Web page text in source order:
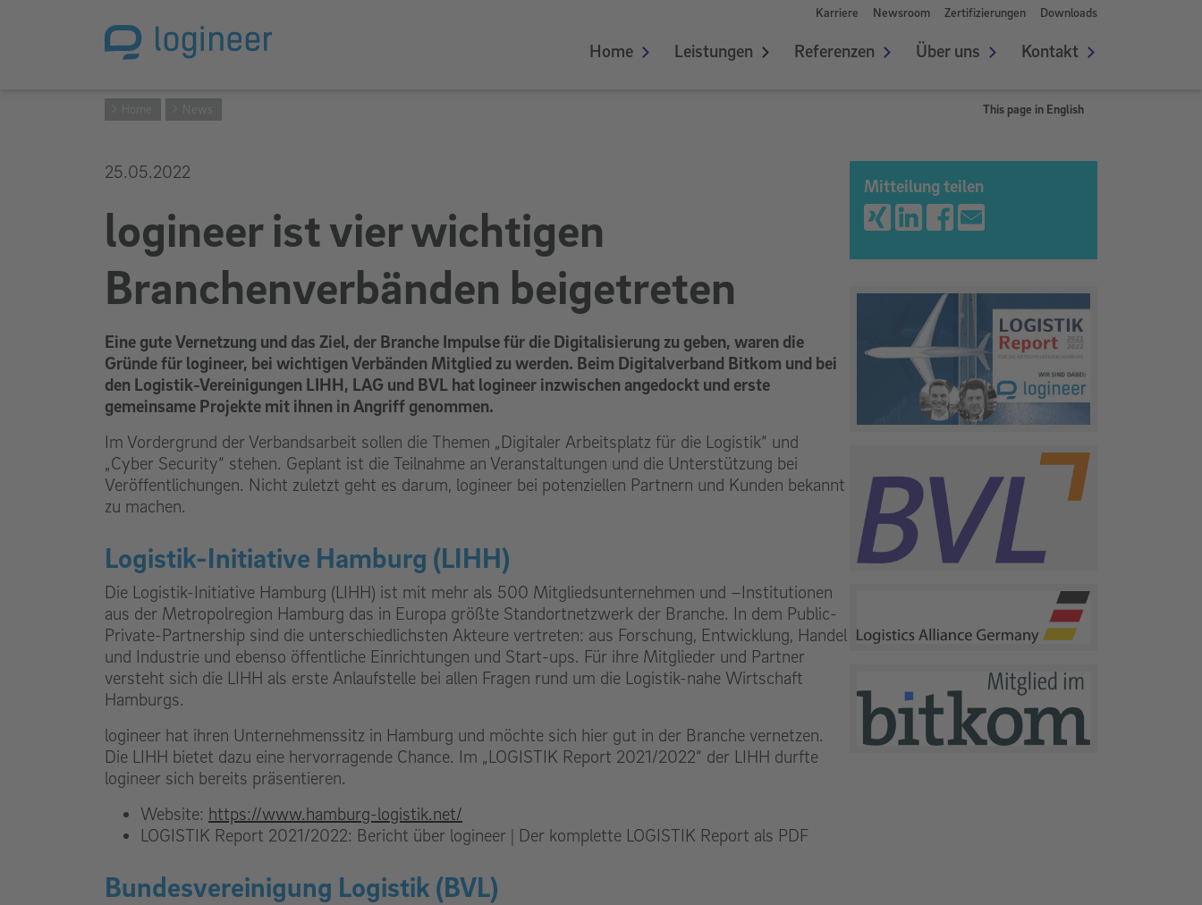
Home Leistungen Referenzen Über uns Kontakt
Karriere Newsroom Zertifizierungen Downloads
This page in English
25.05.2022
logineer ist vier wichtigen
Branchenverbänden beigetreten
Eine gute Vernetzung und das Ziel, der Branche Impulse für die Digitalisierung zu geben, waren die
Gründe für logineer, bei wichtigen Verbänden Mitglied zu werden. Beim Digitalverband Bitkom und bei
den Logistik-Vereinigungen LIHH, LAG und BVL hat logineer inzwischen angedockt und erste
gemeinsame Projekte mit ihnen in Angriff genommen.
Im Vordergrund der Verbandsarbeit sollen die Themen „Digitaler Arbeitsplatz für die Logistik“ und
„Cyber Security“ stehen. Geplant ist die Teilnahme an Veranstaltungen und die Unterstützung bei
Veröffentlichungen. Nicht zuletzt geht es darum, logineer bei potenziellen Partnern und Kunden bekannt
zu machen.
Logistik-Initiative Hamburg (LIHH)
Die Logistik-Initiative Hamburg (LIHH) ist mit mehr als 500 Mitgliedsunternehmen und –Institutionen
aus der Metropolregion Hamburg das in Europa größte Standortnetzwerk der Branche. In dem Public-
Private-Partnership sind die unterschiedlichsten Akteure vertreten: aus Forschung, Entwicklung, Handel
und Industrie und ebenso öffentliche Einrichtungen und Start-ups. Für ihre Mitglieder und Partner
versteht sich die LIHH als erste Anlaufstelle bei allen Fragen rund um die Logistik-nahe Wirtschaft
Hamburgs.
logineer hat ihren Unternehmenssitz in Hamburg und möchte sich hier gut in der Branche vernetzen.
Die LIHH bietet dazu eine hervorragende Chance. Im „LOGISTIK Report 2021/2022“ der LIHH durfte
logineer sich bereits präsentieren.
Website: https://www.hamburg-logistik.net/
LOGISTIK Report 2021/2022: Bericht über logineer | Der komplette LOGISTIK Report als PDF
Bundesvereinigung Logistik (BVL)
Mitteilung teilen